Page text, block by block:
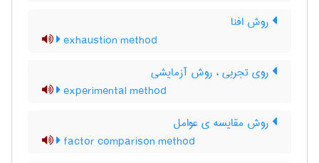
روش افنا
exhaustion method
روی تجربی ، روش آزمایشی
experimental method
روش مقایسه ی عوامل
factor comparison method